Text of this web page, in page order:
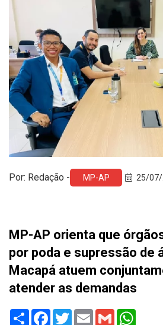
Por: Redação - MP-AP 25/
MP-AP orienta que
por poda e supressão de
Macapá atuem
atender as demandas
Share Facebook
TwitterEmail Gmail